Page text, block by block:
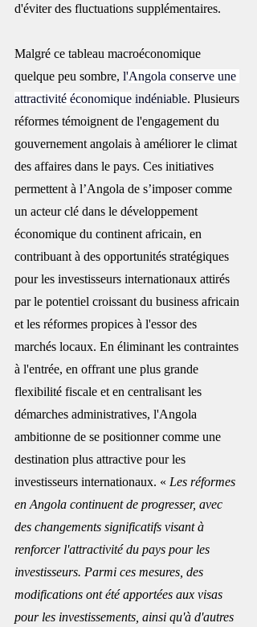
d'éviter des fluctuations supplémentaires.
Malgré ce tableau macroéconomique
quelque peu sombre, l'Angola conserve une
attractivité économique indéniable. Plusieurs
réformes témoignent de l'engagement du
gouvernement angolais à améliorer le climat
des affaires dans le pays. Ces initiatives
permettent à l’Angola de s’imposer comme
un acteur clé dans le développement
économique du continent africain, en
contribuant à des opportunités stratégiques
pour les investisseurs internationaux attirés
par le potentiel croissant du business africain
et les réformes propices à l'essor des
marchés locaux. En éliminant les contraintes
à l'entrée, en offrant une plus grande
flexibilité fiscale et en centralisant les
démarches administratives, l'Angola
ambitionne de se positionner comme une
destination plus attractive pour les
investisseurs internationaux. « Les réformes
en Angola continuent de progresser, avec
des changements significatifs visant à
renforcer l'attractivité du pays pour les
investisseurs. Parmi ces mesures, des
modifications ont été apportées aux visas
pour les investissements, ainsi qu'à d'autres